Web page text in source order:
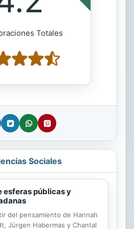
Totales
Sociales
esferas públicas y
del pensamiento de Hannah
Jürgen Habermas y Chantal